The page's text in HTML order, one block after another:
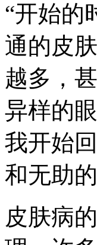
“开始的
通的皮
越多，
异样的
我开始
和无助
皮肤病